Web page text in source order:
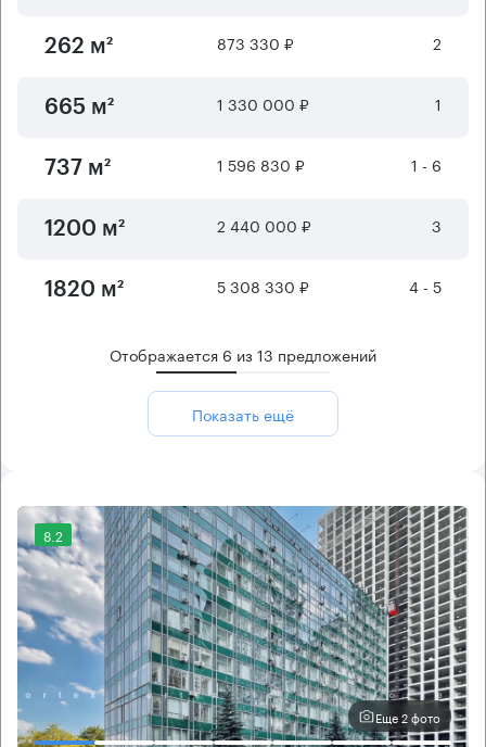
262 м² 873 330 ₽ 2
665 м² 1 330 000 ₽ 1
737 м² 1 596 830 ₽ 1 - 6
1200 м² 2 440 000 ₽ 3
1820 м² 5 308 330 ₽ 4 - 5
Отображается 6 из13 предложений
Показать ещё
8.2
Еще 2 фото